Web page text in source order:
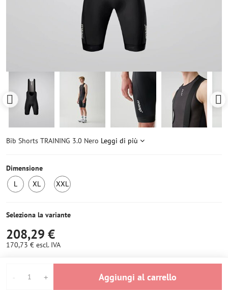
Bib Shorts TRAINING 3.0 Nero Leggi di più
Dimensione
L
XL
XXL
Seleziona la variante
208,29 €
170,73 € escl. IVA
Aggiungi al carrello